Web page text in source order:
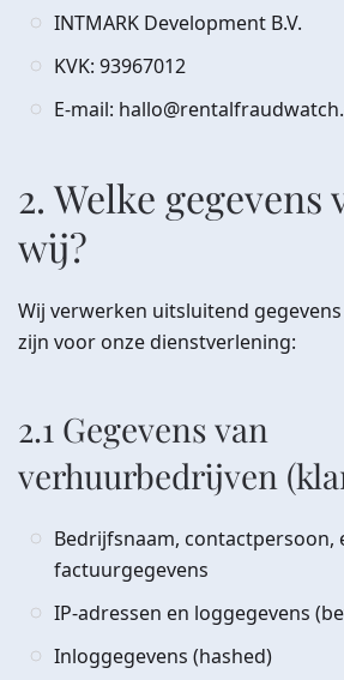
INTMARK Development B.V.
KVK: 93967012
E-mail:
2. Welke
wij?
Wij verwerken uitsluitend
zijn voor onze dienstverlening:
2.1 Gegevens van
verhuurbedrijven
Bedrijfsnaam, contactpersoon,
factuurgegevens
IP-adressen en loggegevens
Inloggegevens (hashed)